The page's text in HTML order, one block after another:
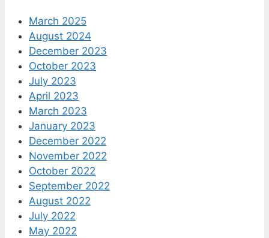
March 2025
August 2024
December 2023
October 2023
July 2023
April 2023
March 2023
January 2023
December 2022
November 2022
October 2022
September 2022
August 2022
July 2022
May 2022